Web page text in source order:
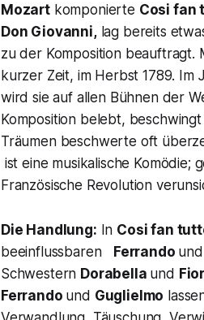
Mozartkomponierte Cosi fan
Don Giovanni,lag bereits
zu der Komposition beauftragt.
kurzer Zeit, im Herbst 1789. Im
wird sie auf allen Bühnen der
Komposition belebt,
Träumen beschwerte oft
ist eine musikalische Komödie;
Französische Revolution
Die Handlung: In Cosi fan
beeinflussbaren Ferrando und
Schwestern Dorabella und
Ferrando und Guglielmo